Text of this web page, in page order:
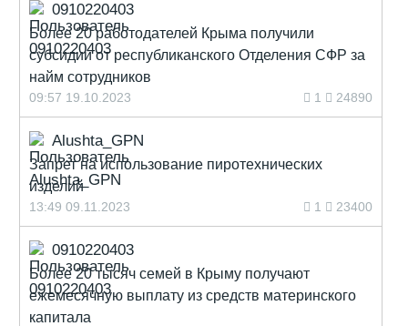
0910220403
Более 20 работодателей Крыма получили
субсидии от республиканского Отделения СФР за
найм сотрудников
09:57 19.10.2023 1 24890
Alushta_GPN
Запрет на использование пиротехнических
изделий
13:49 09.11.2023 1 23400
0910220403
Более 20 тысяч семей в Крыму получают
ежемесячную выплату из средств материнского
капитала